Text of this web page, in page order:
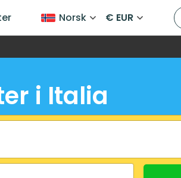
Norsk € EUR
i Italia